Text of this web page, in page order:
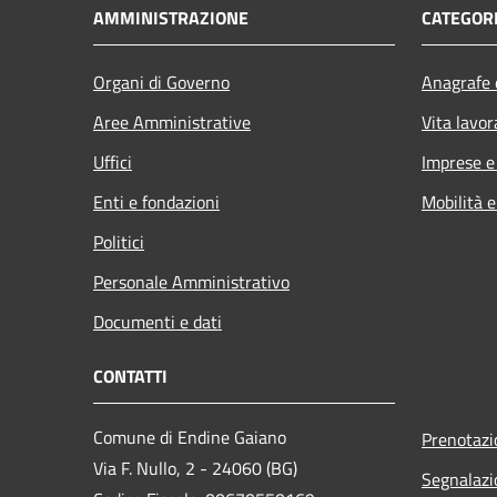
AMMINISTRAZIONE
Organi di Governo
Aree Amministrative
Uffici
Enti e fondazioni
Politici
Personale Amministrativo
Documenti e dati
Vita
Imprese
Mobilità
CONTATTI
Comune di Endine Gaiano
Via F. Nullo, 2 - 24060 (BG)